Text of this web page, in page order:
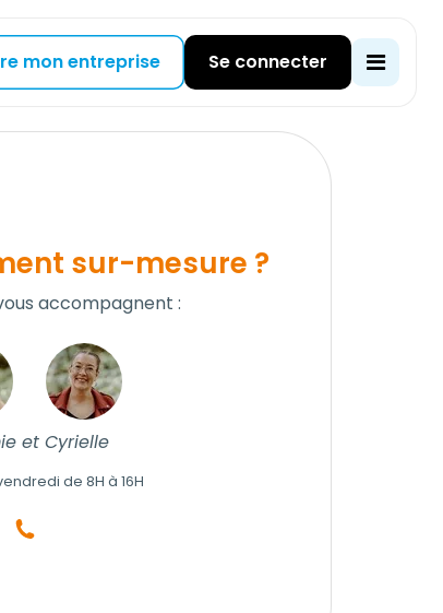
mon entreprise Se connecter
sur-mesure ?
accompagnent :
et Cyrielle
de 8H à 16H